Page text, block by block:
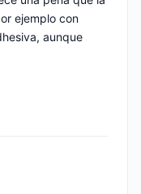
ejemplo con
aunque